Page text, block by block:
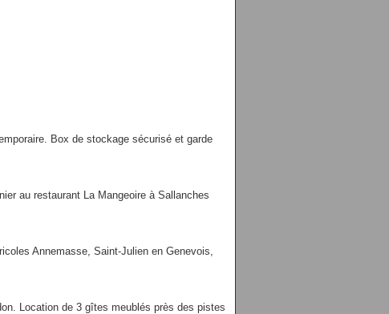
Box de stockage sécurisé et garde
au restaurant La Mangeoire à Sallanches
Annemasse, Saint-Julien en Genevois,
Location de 3 gîtes meublés près des pistes